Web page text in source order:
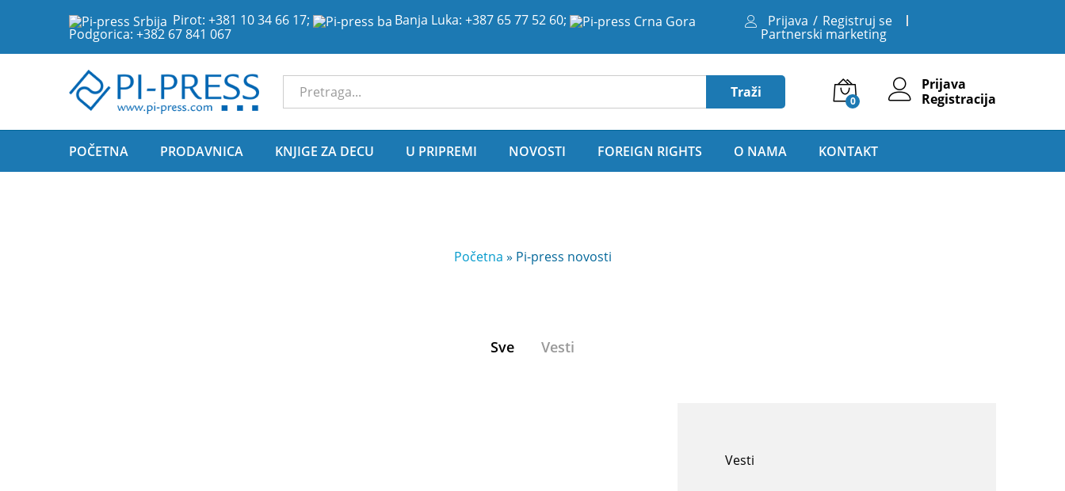
Pirot: +381 10 34 66 17; Banja Luka: +387 65 77 52 60;
Podgorica: +382 67 841 067
Prijava / Registruj se
Partnerski marketing
Sve Kategorije Traži 0
Prijava
Registracija
POČETNA PRODAVNICA KNJIGE ZA DECU U PRIPREMI NOVOSTI FOREIGN RIGHTS O NAMA KONTAKT
Početna » Pi-press novosti
Sve Vesti
Vesti